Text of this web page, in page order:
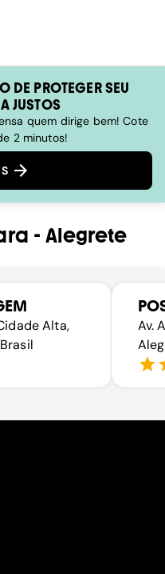
DE PROTEGER SEU
JUSTOS
quem dirige bem! Cote
2 minutos!
-Alegrete
Alta,
Av.